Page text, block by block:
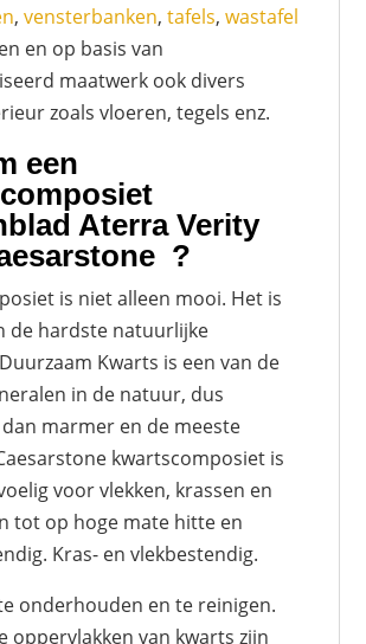
,vensterbanken,tafels,wastafel
en op basis van
maatwerk ook divers
zoals vloeren, tegels enz.
een
Aterra Verity
?
is niet alleen mooi. Het is
de hardste natuurlijke
Kwarts is een van de
in de natuur, dus
marmer en de meeste
kwartscomposiet is
voor vlekken, krassen en
tot op hoge mate hitte en
Kras- en vlekbestendig.
onderhouden en te reinigen.
oppervlakken van kwarts zijn